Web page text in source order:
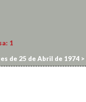
1
de 25 de Abril de 1974 >